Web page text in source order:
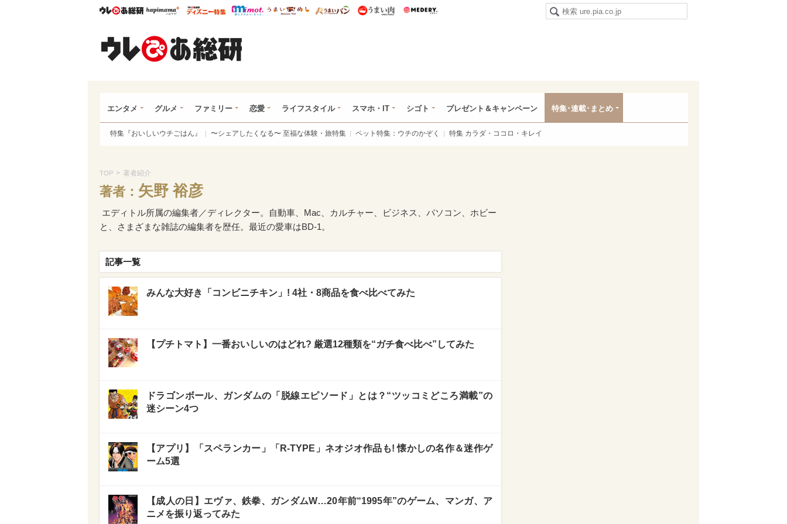
ウレぴあ総研ハピママ* ウレぴあ総研 ディズニー特集
mimot. うまいめし うまいパン うまい肉
エンタメ グルメ ファミリー 恋愛 ライフスタイル スマホ・IT シゴト プレゼント＆キャンペーン 特集･連載･まとめ
特集『おいしいウチごはん』 〜シェアしたくなる〜 至福な体験・旅特集 ペット特集：ウチのかぞく 特集 カラダ・ココロ・キレイ
TOP > 著者紹介
著者： 矢野 裕彦
エディトル所属の編集者／ディレクター。自動車、Mac、カルチャー、ビジネス、パソコン、ホビー
と、さまざまな雑誌の編集者を歴任。最近の愛車はBD-1。
記事一覧
みんな大好き「コンビニチキン」! 4社・8商品を食べ比べてみた
【プチトマト】一番おいしいのはどれ? 厳選12種類を“ガチ食べ比べ”してみた
ドラゴンボール、ガンダムの「脱線エピソード」とは？“ツッコミどころ満載”の
迷シーン4つ
【アプリ】「スペランカー」「R-TYPE」ネオジオ作品も! 懐かしの名作＆迷作ゲ
ーム5選
【成人の日】エヴァ、鉄拳、ガンダムW…20年前“1995年”のゲーム、マンガ、ア
ニメを振り返ってみた